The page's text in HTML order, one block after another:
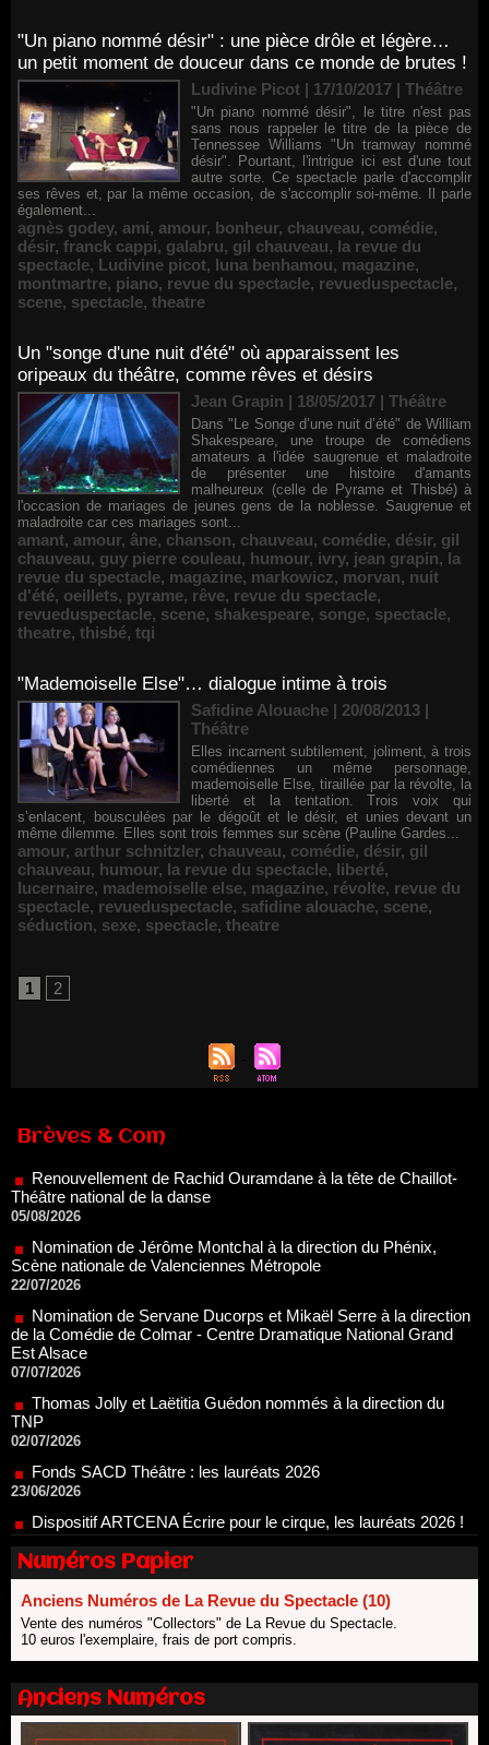
"Un piano nommé désir" : une pièce drôle et légère…
un petit moment de douceur dans ce monde de brutes !
Ludivine Picot | 17/10/2017 | Théâtre
"Un piano nommé désir", le titre n'est pas
sans nous rappeler le titre de la pièce de
Tennessee Williams "Un tramway nommé
désir". Pourtant, l'intrigue ici est d'une tout
autre sorte. Ce spectacle parle d'accomplir
ses rêves et, par la même occasion, de s'accomplir soi-même. Il parle
également...
agnès godey, ami, amour, bonheur, chauveau, comédie,
désir, franck cappi, galabru, gil chauveau, la revue du
spectacle, Ludivine picot, luna benhamou, magazine,
montmartre, piano, revue du spectacle, revueduspectacle,
scene, spectacle, theatre
Un "songe d'une nuit d'été" où apparaissent les
oripeaux du théâtre, comme rêves et désirs
Jean Grapin | 18/05/2017 | Théâtre
Dans "Le Songe d’une nuit d’été" de William
Shakespeare, une troupe de comédiens
amateurs a l'idée saugrenue et maladroite
de présenter une histoire d'amants
malheureux (celle de Pyrame et Thisbé) à
l'occasion de mariages de jeunes gens de la noblesse. Saugrenue et
maladroite car ces mariages sont...
amant, amour, âne, chanson, chauveau, comédie, désir, gil
chauveau, guy pierre couleau, humour, ivry, jean grapin, la
revue du spectacle, magazine, markowicz, morvan, nuit
d'été, oeillets, pyrame, rêve, revue du spectacle,
revueduspectacle, scene, shakespeare, songe, spectacle,
theatre, thisbé, tqi
"Mademoiselle Else"… dialogue intime à trois
Safidine Alouache | 20/08/2013 |
Théâtre
Elles incarnent subtilement, joliment, à trois
comédiennes un même personnage,
mademoiselle Else, tiraillée par la révolte, la
liberté et la tentation. Trois voix qui
s’enlacent, bousculées par le dégoût et le désir, et unies devant un
même dilemme. Elles sont trois femmes sur scène (Pauline Gardes...
amour, arthur schnitzler, chauveau, comédie, désir, gil
chauveau, humour, la revue du spectacle, liberté,
lucernaire, mademoiselle else, magazine, révolte, revue du
spectacle, revueduspectacle, safidine alouache, scene,
séduction, sexe, spectacle, theatre
1 2
Brèves & Com
Théâtre national de la danse
Nomination de Jérôme Montchal à la direction du Phénix,
Scène nationale de Valenciennes Métropole
22/07/2026
Nomination de Servane Ducorps et Mikaël Serre à la direction
de la Comédie de Colmar - Centre Dramatique National Grand
Est Alsace
Thomas Jolly et Laëtitia Guédon nommés à la direction du
TNP
02/07/2026
Fonds SACD Théâtre : les lauréats 2026
23/06/2026
20/06/2026
18/06/2026
Les 10 lauréats du Fonds Grandes Formes Théâtre 2026
SACD
13/06/2026
Nomination de Nathalie Garraud et Olivier Saccomano à la
direction du Théâtre de Gennevilliers - CDN
13/06/2026
Dispositif SACD Auteurs d'espaces : les lauréats 2026
18/03/2026
Numéros Papier
Anciens Numéros de La Revue du Spectacle (10)
Vente des numéros "Collectors" de La Revue du Spectacle.
10 euros l'exemplaire, frais de port compris.
Anciens Numéros